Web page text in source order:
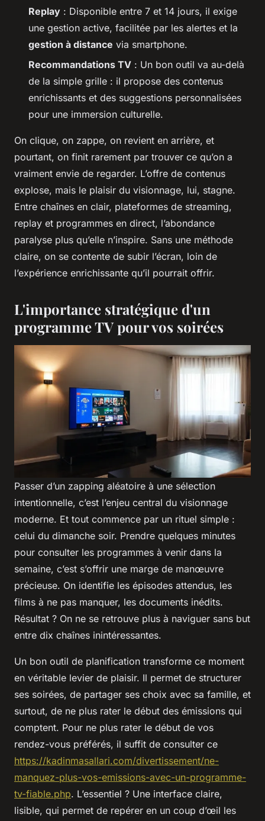
Replay : Disponible entre 7 et 14 jours, il exige
une gestion active, facilitée par les alertes et la
gestion à distance via smartphone.
Recommandations TV : Un bon outil va au-delà
de la simple grille : il propose des contenus
enrichissants et des suggestions personnalisées
pour une immersion culturelle.
On clique, on zappe, on revient en arrière, et
pourtant, on finit rarement par trouver ce qu’on a
vraiment envie de regarder. L’offre de contenus
explose, mais le plaisir du visionnage, lui, stagne.
Entre chaînes en clair, plateformes de streaming,
replay et programmes en direct, l’abondance
paralyse plus qu’elle n’inspire. Sans une méthode
claire, on se contente de subir l’écran, loin de
l’expérience enrichissante qu’il pourrait offrir.
L'importance stratégique d'un
programme TV pour vos soirées
Passer d’un zapping aléatoire à une sélection
intentionnelle, c’est l’enjeu central du visionnage
moderne. Et tout commence par un rituel simple :
celui du dimanche soir. Prendre quelques minutes
pour consulter les programmes à venir dans la
semaine, c’est s’offrir une marge de manœuvre
précieuse. On identifie les épisodes attendus, les
films à ne pas manquer, les documents inédits.
Résultat ? On ne se retrouve plus à naviguer sans but
entre dix chaînes inintéressantes.
Un bon outil de planification transforme ce moment
en véritable levier de plaisir. Il permet de structurer
ses soirées, de partager ses choix avec sa famille, et
surtout, de ne plus rater le début des émissions qui
comptent. Pour ne plus rater le début de vos
rendez-vous préférés, il suffit de consulter ce
https://kadinmasallari.com/divertissement/ne-
manquez-plus-vos-emissions-avec-un-programme-
tv-fiable.php. L’essentiel ? Une interface claire,
lisible, qui permet de repérer en un coup d’œil les